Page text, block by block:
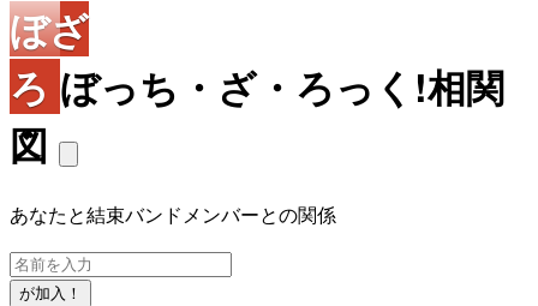
ぼざ
ろ ぼっち・ざ・ろっく!相関
図
あなたと結束バンドメンバーとの関係
が加入！